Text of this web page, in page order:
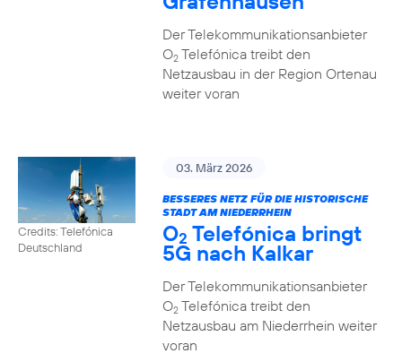
Der Telekommunikationsanbieter
O2Telefónica treibt den
Netzausbau in der Region Ortenau
weiter voran
Credits: Telefónica
Deutschland
03. März 2026
BESSERES NETZ FÜR DIE HISTORISCHE
STADT AM NIEDERRHEIN
O2 Telefónica bringt
5G nach Kalkar
Der Telekommunikationsanbieter
O2Telefónica treibt den
Netzausbau am Niederrhein weiter
voran